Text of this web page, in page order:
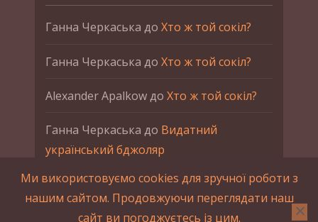
Ганна Черкаська до Хто ж той сокіл?
Ганна Черкаська до Хто ж той сокіл?
Alexander Apalkowдо Хто ж той сокіл?
Ганна Черкаська до Видатний
український бджоляр
Ганна ЧеркаськадоПетро Франко
Ми використовуємо cookies для зручної роботи з
нашим сайтом. Продовжуючи переглядати наш
сайт ви погоджуєтесь із цим.